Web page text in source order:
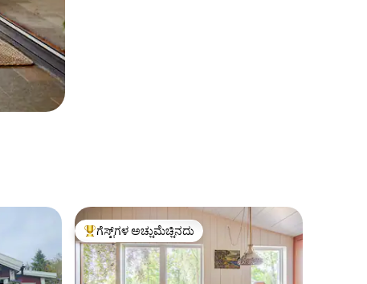
ಗೆಸ್ಟ್‌ಗಳಿಗೆ ಅತಿ ಹೆಚ್ಚು ಅಚ್ಚುಮೆಚ್ಚಿನದು
ಗೆಸ್ಟ್‌ಗಳ ಅಚ್ಚುಮೆಚ್ಚಿನದು